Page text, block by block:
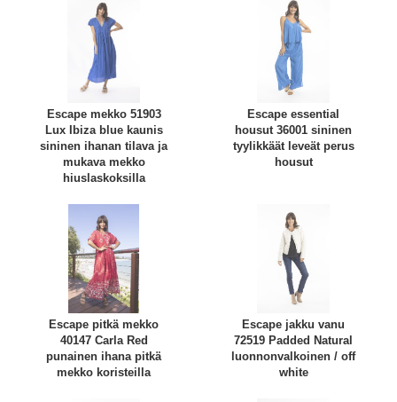
Escape mekko 51903
Lux Ibiza blue kaunis
sininen ihanan tilava ja
mukava mekko
hiuslaskoksilla
Escape essential
housut 36001 sininen
tyylikkäät leveät perus
housut
Escape pitkä mekko
40147 Carla Red
punainen ihana pitkä
mekko koristeilla
Escape jakku vanu
72519 Padded Natural
luonnonvalkoinen / off
white